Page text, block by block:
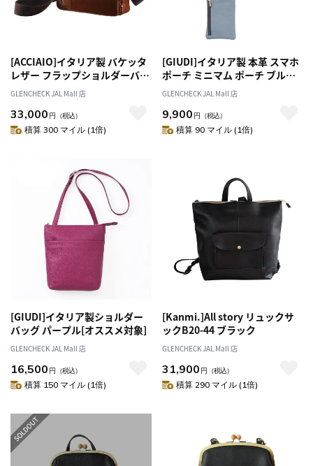
[ACCIAIO]イタリア製 バケッタ
レザー フラップショルダーバッ
グ
GLENCHECK JAL Mall 店
33,000 円 （税込）
積算 300 マイル (1倍)
[GIUDI]イタリア製 本革 スマホ
ポーチ ミニマム ポーチ ブルー
グレー[オススメ対象]
GLENCHECK JAL Mall 店
9,900 円 （税込）
積算 90 マイル (1倍)
[GIUDI]イタリア製ショルダー
バッグ パープル[オススメ対象]
GLENCHECK JAL Mall 店
16,500 円 （税込）
積算 150 マイル (1倍)
[Kanmi.]All story リュックサ
ックB20-44 ブラック
GLENCHECK JAL Mall 店
31,900 円 （税込）
積算 290 マイル (1倍)